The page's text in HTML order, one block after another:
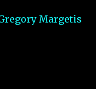
Margetis